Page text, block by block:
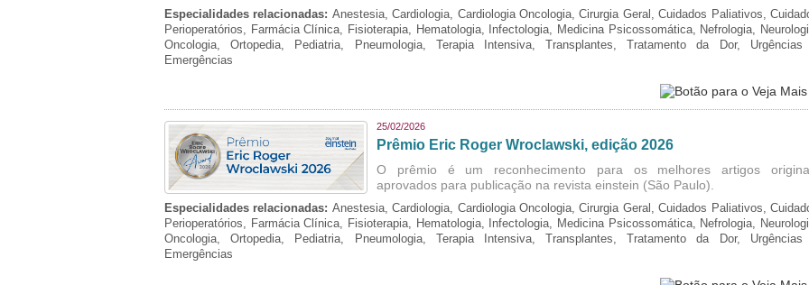
Especialidades relacionadas: Anestesia, Cardiologia, Cardiologia Oncologia, Cirurgia Geral, Cuidados Paliativos,
Perioperatórios, Farmácia Clínica, Fisioterapia, Hematologia, Infectologia, Medicina Psicossomática, Nefrologia,
Oncologia, Ortopedia, Pediatria, Pneumologia, Terapia Intensiva, Transplantes, Tratamento da Dor,
Emergências
25/02/2026
Prêmio Eric Roger Wroclawski, edição 2026
O prêmio é um reconhecimento para os melhores artigos
aprovados para publicação na revista einstein (São Paulo).
Especialidades relacionadas: Anestesia, Cardiologia, Cardiologia Oncologia, Cirurgia Geral, Cuidados Paliativos,
Perioperatórios, Farmácia Clínica, Fisioterapia, Hematologia, Infectologia, Medicina Psicossomática, Nefrologia,
Oncologia, Ortopedia, Pediatria, Pneumologia, Terapia Intensiva, Transplantes, Tratamento da Dor,
Emergências